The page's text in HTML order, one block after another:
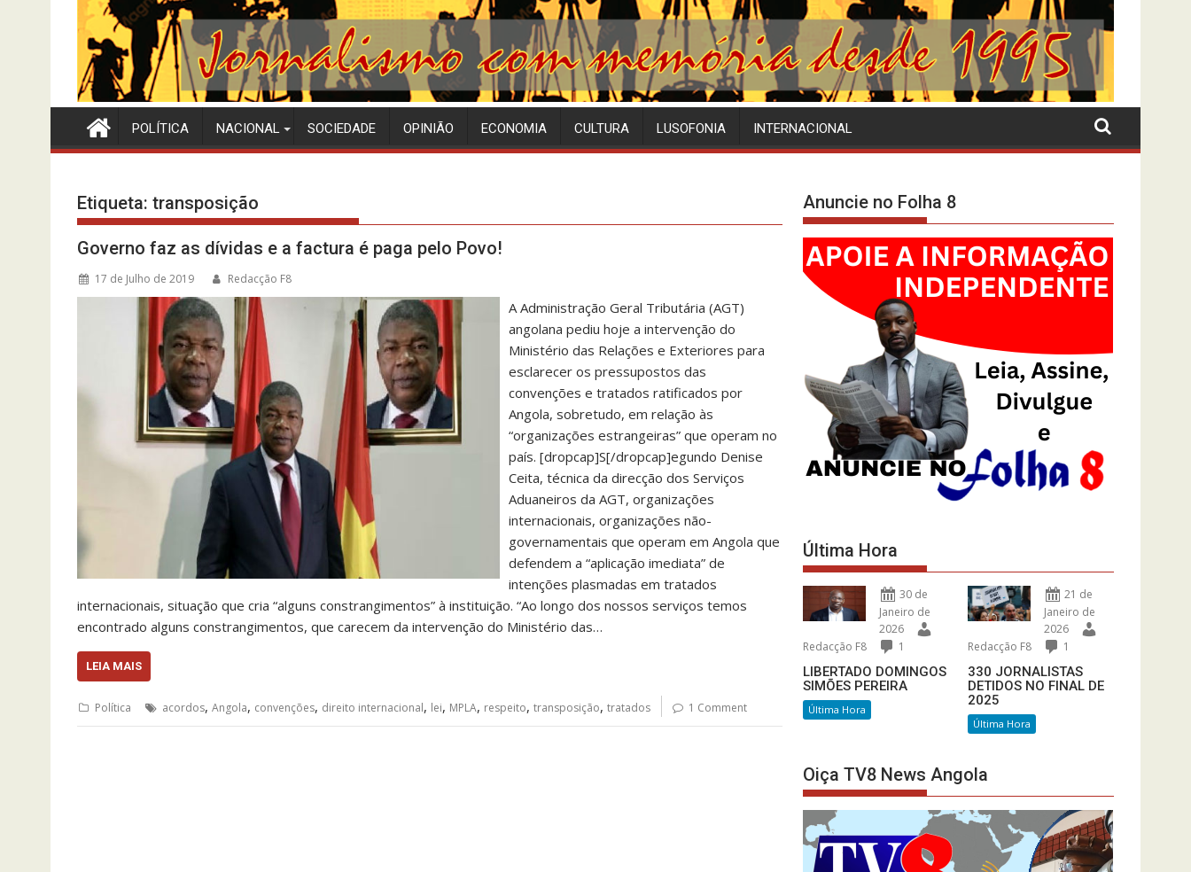
POLÍTICA NACIONAL SOCIEDADE OPINIÃO ECONOMIA CULTURA LUSOFONIA INTERNACIONAL
Etiqueta: transposição
Governo faz as dívidas e a factura é paga pelo Povo!
17 de Julho de 2019 Redacção F8
A Administração Geral Tributária (AGT)
angolana pediu hoje a intervenção do
Ministério das Relações e Exteriores para
esclarecer os pressupostos das
convenções e tratados ratificados por
Angola, sobretudo, em relação às
“organizações estrangeiras” que operam no
país. [dropcap]S[/dropcap]egundo Denise
Ceita, técnica da direcção dos Serviços
Aduaneiros da AGT, organizações
internacionais, organizações não-
governamentais que operam em Angola que
defendem a “aplicação imediata” de
intenções plasmadas em tratados
internacionais, situação que cria “alguns constrangimentos” à instituição. “Ao longo dos nossos serviços temos
encontrado alguns constrangimentos, que carecem da intervenção do Ministério das…
LEIA MAIS
Política acordos, Angola, convenções, direito internacional, lei, MPLA, respeito, transposição, tratados 1 Comment
Anuncie no Folha 8
Última Hora
30 de
Janeiro de
2026
Redacção F8
1
LIBERTADO DOMINGOS
SIMÕES PEREIRA
Última Hora
21 de
Janeiro de
2026
Redacção F8
1
330 JORNALISTAS
DETIDOS NO FINAL DE
2025
Última Hora
Oiça TV8 News Angola